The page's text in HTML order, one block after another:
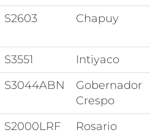
S2603 Chapuy
S3551 Intiyaco
S3044ABN
Gobernador
Crespo
S2000LRF Rosario